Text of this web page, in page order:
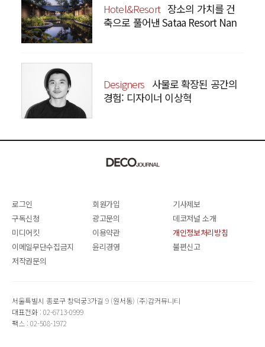
Hotel&Resort 장소의 가치를 건
축으로 풀어낸 Sataa Resort Nan
Designers 사물로 확장된 공간의
경험: 디자이너 이상혁
로그인 회원가입
기사제보
구독신청
광고문의
데코저널 소개
미디어킷
이용약관
개인정보처리방침
이메일무단수집금지
윤리경영
불편신고
저작권문의
서울특별시 종로구 창덕궁3가길 9 (원서동) (주)감커뮤니티
대표전화 : 02-6713-0999
팩스 : 02-508-1972